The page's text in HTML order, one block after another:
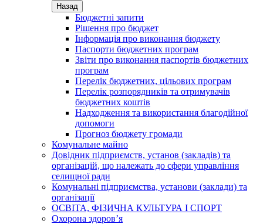
Назад
Бюджетні запити
Рішення про бюджет
Інформація про виконання бюджету
Паспорти бюджетних програм
Звіти про виконання паспортів бюджетних
програм
Перелік бюджетних, цільових програм
Перелік розпорядників та отримувачів
бюджетних коштів
Надходження та використання благодійної
допомоги
Прогноз бюджету громади
Комунальне майно
Довідник підприємств, установ (закладів) та
організацій, що належать до сфери управління
селищної ради
Комунальні підприємства, установи (заклади) та
організації
ОСВІТА, ФІЗИЧНА КУЛЬТУРА І СПОРТ
Охорона здоров’я